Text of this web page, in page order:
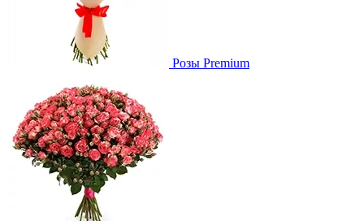
Розы Premium